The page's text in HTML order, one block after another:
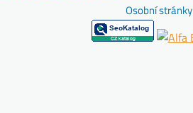
Osobní stránky